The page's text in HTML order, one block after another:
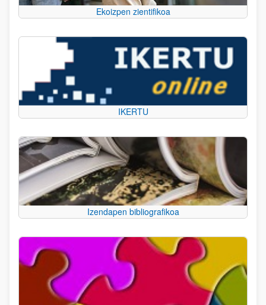
Ekoizpen zientifikoa
IKERTU
Izendapen bibliografikoa